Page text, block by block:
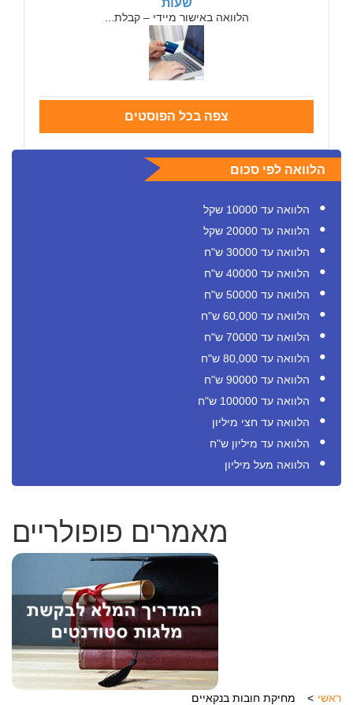
שעות
הלוואה באישור מיידי – קבלת...
צפה בכל הפוסטים
הלוואה לפי סכום
הלוואה עד 10000 שקל
הלוואה עד 20000 שקל
הלוואה עד 30000 ש"ח
הלוואה עד 40000 ש"ח
הלוואה עד 50000 ש"ח
הלוואה עד 60,000 ש"ח
הלוואה עד 70000 ש"ח
הלוואה עד 80,000 ש"ח
הלוואה עד 90000 ש"ח
הלוואה עד 100000 ש"ח
הלוואה עד חצי מיליון
הלוואה עד מיליון ש"ח
הלוואה מעל מיליון
מאמרים פופולריים
ראשי מחיקת חובות בנקאיים